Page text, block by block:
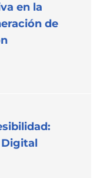
en la
de
Digital